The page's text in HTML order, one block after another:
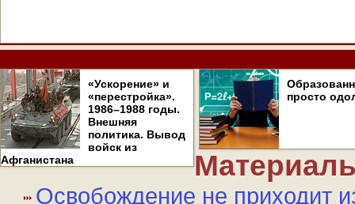
«Ускорение» и
«перестройка».
1986–1988 годы.
Внешняя
политика. Вывод
войск из
Афганистана
просто
Освобождение не приходит